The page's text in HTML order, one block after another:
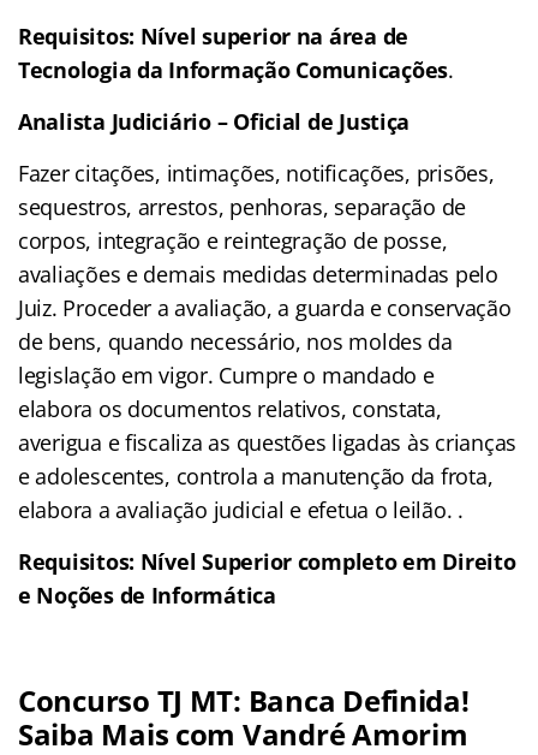
Requisitos: Nível superior na área de
Tecnologia da Informação Comunicações.
Analista Judiciário – Oficial de Justiça
Fazer citações, intimações, notificações, prisões,
sequestros, arrestos, penhoras, separação de
corpos, integração e reintegração de posse,
avaliações e demais medidas determinadas pelo
Juiz. Proceder a avaliação, a guarda e conservação
de bens, quando necessário, nos moldes da
legislação em vigor. Cumpre o mandado e
elabora os documentos relativos, constata,
averigua e fiscaliza as questões ligadas às crianças
e adolescentes, controla a manutenção da frota,
elabora a avaliação judicial e efetua o leilão. .
Requisitos: Nível Superior completo em Direito
e Noções de Informática
Concurso TJ MT: Banca Definida!
Saiba Mais com Vandré Amorim